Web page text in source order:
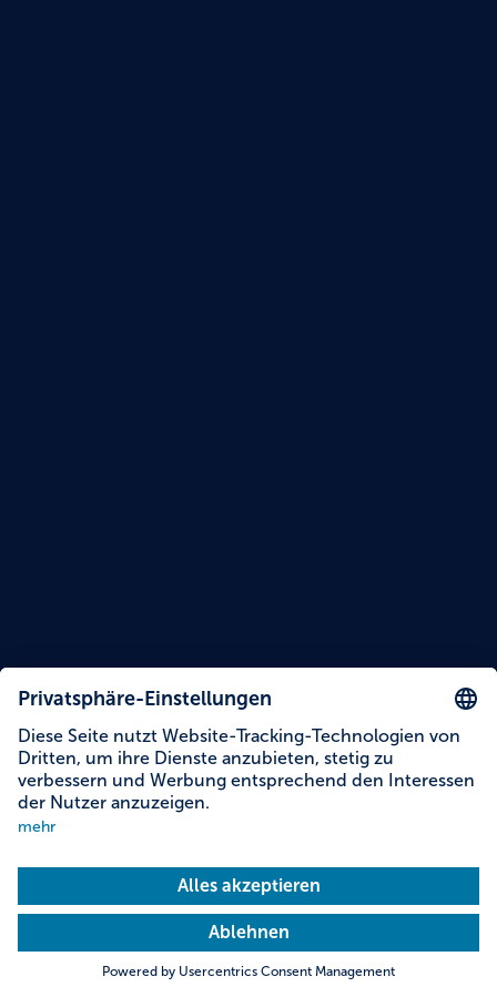
Lesezeit: 14 Minuten
Themen dieser Story